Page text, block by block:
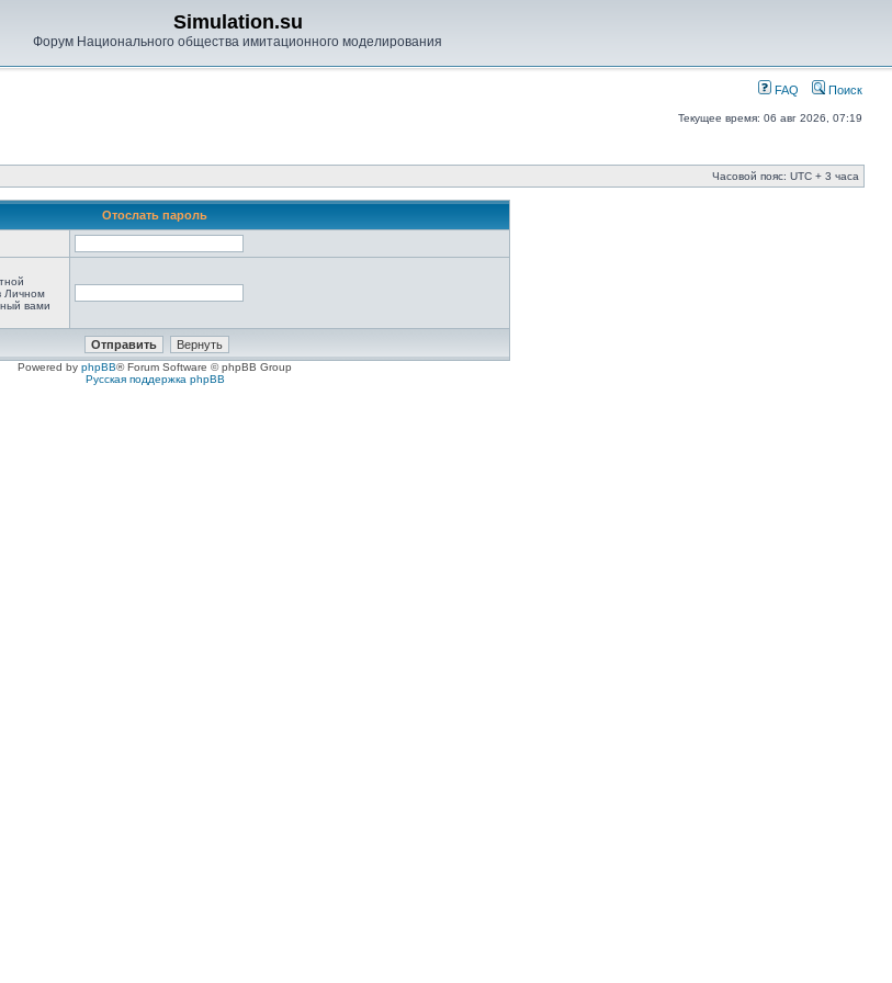
Simulation.su
Форум Национального общества имитационного моделирования
FAQ Поиск
Текущее время: 06 авг 2026, 07:19
Часовой пояс: UTC + 3 часа
Отослать пароль
Личном
вами
Powered by phpBB® Forum Software © phpBB Group
Русская поддержка phpBB